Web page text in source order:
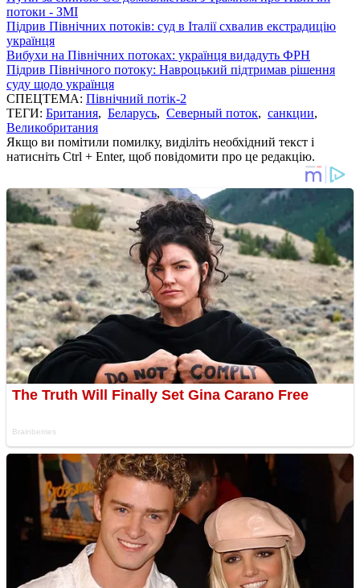
потоки - ЗМІ
Підрив Північних потоків: суд в Італії схвалив екстрадицію
українця
Вибухи на Північних потоках: українця видадуть ФРН
Підрив Північного потоку: Навроцький підтримав рішення
суду щодо українця
СПЕЦТЕМА: Північний потік-2
ТЕГИ: Британия, Беларусь, Северный поток, санкции,
Великобритания
Якщо ви помітили помилку, виділіть необхідний текст і
натисніть Ctrl + Enter, щоб повідомити про це редакцію.